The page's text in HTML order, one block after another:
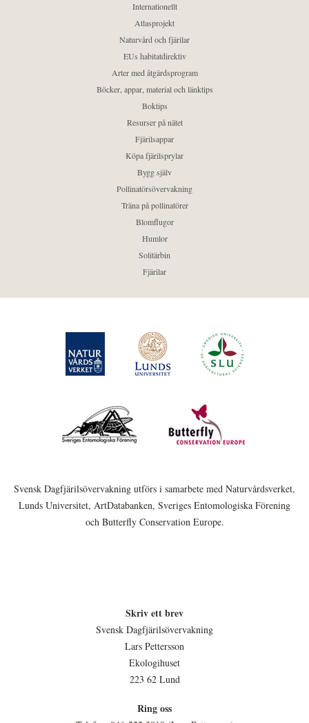
Internationellt
Atlasprojekt
Naturvård och fjärilar
EUs habitatdirektiv
Arter med åtgärdsprogram
Böcker, appar, material och länktips
Boktips
Resurser på nätet
Fjärilsappar
Köpa fjärilsprylar
Bygg själv
Pollinatörsövervakning
Träna på pollinatörer
Blomflugor
Humlor
Solitärbin
Fjärilar
Svensk Dagfjärilsövervakning utförs i samarbete med Naturvårdsverket,
Lunds Universitet, ArtDatabanken, Sveriges Entomologiska Förening
och Butterfly Conservation Europe.
Skriv ett brev
Svensk Dagfjärilsövervakning
Lars Pettersson
Ekologihuset
223 62 Lund
Ring oss